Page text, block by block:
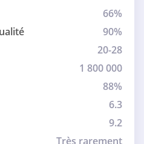
66%
90%
20-28
1 800 000
88%
6.3
9.2
Très rarement